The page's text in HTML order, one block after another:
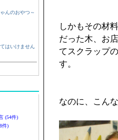
んのおやつ～
はいけません
(54件)
件)
しかもその材
だった木、お
てスクラップ
す。
なのに、こん